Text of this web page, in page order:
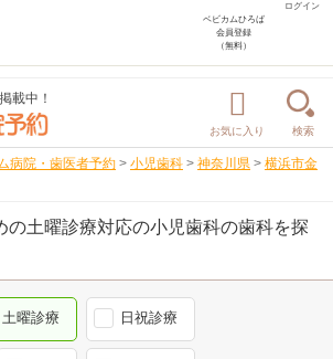
ログイン
ベビカムひろば
会員登録
（無料）
載中！
お気に入り 検索
病院・歯医者予約 > 小児歯科 > 神奈川県 > 横浜市金
の土曜診療対応の小児歯科の歯科を探
土曜診療 日祝診療